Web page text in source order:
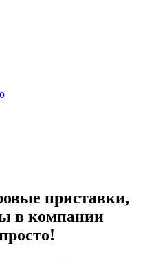
приставки,
в компании